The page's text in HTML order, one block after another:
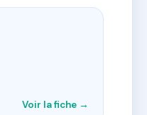
Voir la fiche →